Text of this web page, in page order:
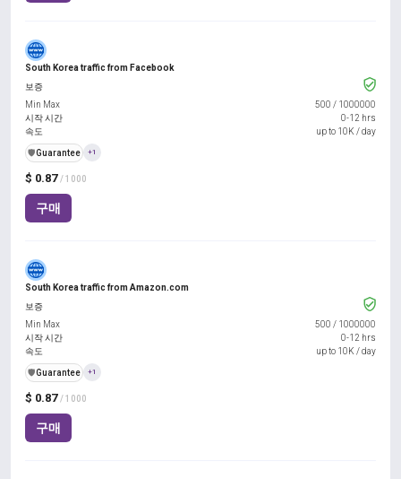
South Korea traffic from Facebook
$ 0.87 / 1000
구매
보증
Min Max
500 / 1000000
시작 시간
0-12 hrs
속도
up to 10K / day
️🛡️Guarantee +1
South Korea traffic from Amazon.com
$ 0.87 / 1000
구매
보증
Min Max
500 / 1000000
시작 시간
0-12 hrs
속도
up to 10K / day
️🛡️Guarantee +1